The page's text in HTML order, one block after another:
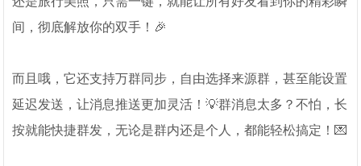
间，彻底解放你的双手！🎉
而且哦，它还支持万群同步，自由选择来源群，甚至能设置
延迟发送，让消息推送更加灵活！💡群消息太多？不怕，长
按就能快捷群发，无论是群内还是个人，都能轻松搞定！💌